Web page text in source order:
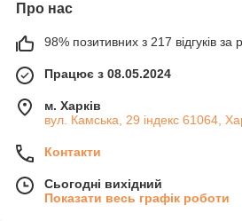
Про нас
98% позитивних з 217 відгуків за
Працює з 08.05.2024
м. Харків
вул. Камська, 29 індекс 61064,
Контакти
Сьогодні вихідний
Показати весь графік роботи